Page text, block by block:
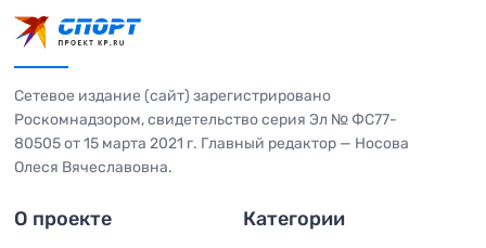
Сетевое издание (сайт) зарегистрировано
Роскомнадзором, свидетельство серия Эл № ФС77-
80505 от 15 марта 2021 г. Главный редактор — Носова
Олеся Вячеславовна.
О проекте Категории